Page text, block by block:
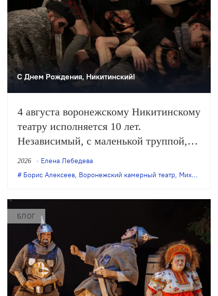
С Днем Рождения, Никитинский!
4 августа воронежскому Никитинскому
театру исполняется 10 лет.
Независимый, с маленькой труппой,
он все очевиднее становится
художественным явлением в
деятельность – феноменом
постоянного обновления сценического
искусства. Елена Лебедева вспоминает
главные события в истории этого
театра.
2026
Елена Лебедева
Борис Алексеев, Воронежский камерный театр, Михаил Бычков
БЛОГ